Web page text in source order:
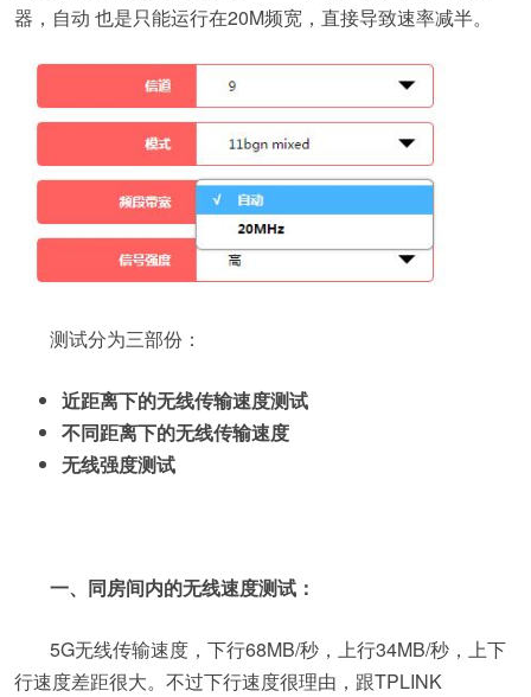
器，自动 也是只能运行在20M频宽，直接导致速率减半。
测试分为三部份：
近距离下的无线传输速度测试
不同距离下的无线传输速度
无线强度测试
一、同房间内的无线速度测试：
5G无线传输速度，下行68MB/秒，上行34MB/秒，上下
行速度差距很大。不过下行速度很理由，跟TPLINK